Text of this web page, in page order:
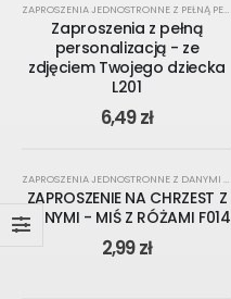
ZAPROSZENIA JEDNOSTRONNE Z PEŁNĄ PERSONALIZACJĄ
Zaproszenia z pełną
personalizacją - ze
zdjęciem Twojego dziecka
L201
6,49zł
ZAPROSZENIA JEDNOSTRONNE Z DANYMI UROCZYSTOŚCI
ZAPROSZENIE NA CHRZEST Z
DANYMI - MIŚ Z RÓŻAMI F014
2,99zł